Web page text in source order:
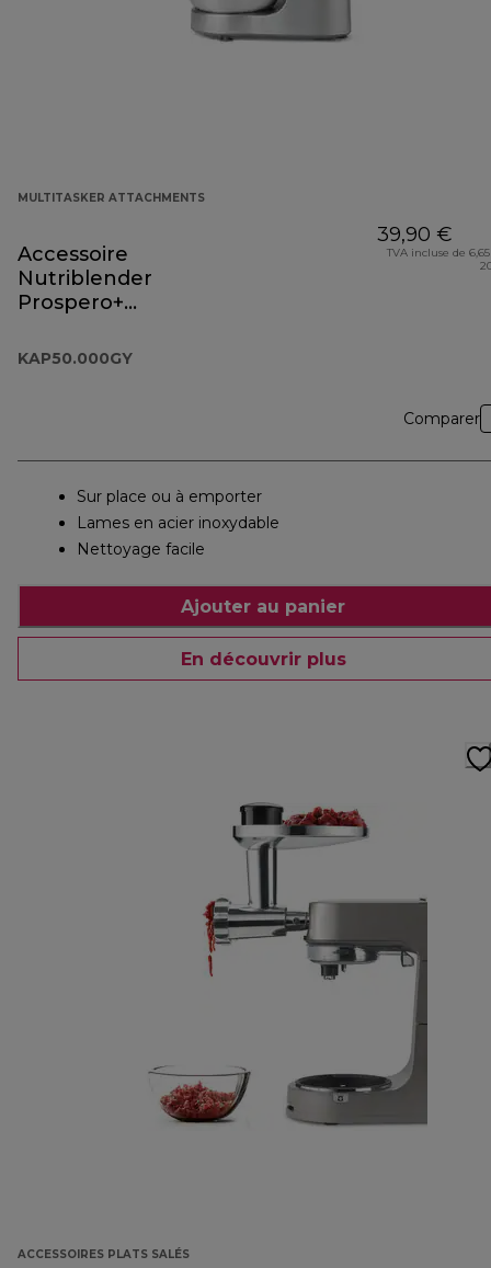
MULTITASKER ATTACHMENTS
Accessoire
Nutriblender
Prospero+
KAP50.000GY
39,90 €
TVA incluse de
Comparer
Sur place ou à emporter
Lames en acier inoxydable
Nettoyage facile
Ajouter au panier
En découvrir plus
ACCESSOIRES PLATS SALÉS